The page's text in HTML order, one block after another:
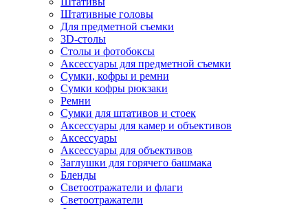
Штативные головы
Для предметной съемки
3D-столы
Столы и фотобоксы
Аксессуары для предметной съемки
Сумки, кофры и ремни
Сумки кофры рюкзаки
Ремни
Сумки для штативов и стоек
Аксессуары для камер и объективов
Аксессуары
Аксессуары для объективов
Заглушки для горячего башмака
Бленды
Светоотражатели и флаги
Светоотражатели